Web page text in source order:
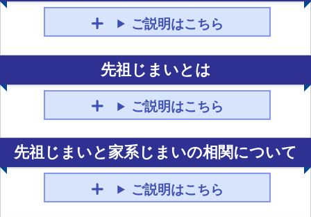
ご説明はこちら
先祖じまいとは
ご説明はこちら
先祖じまいと家系じまいの相関について
ご説明はこちら